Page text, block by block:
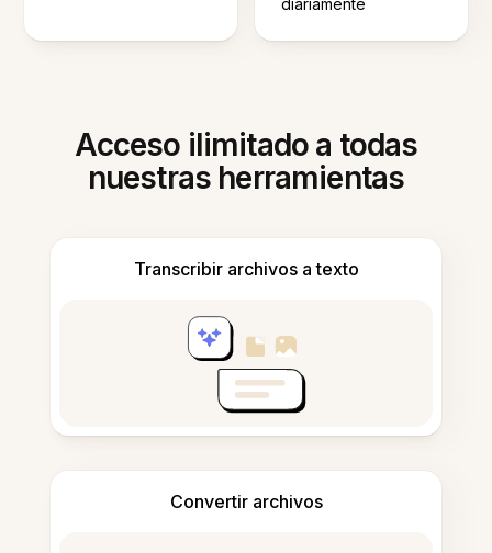
diariamente
Acceso ilimitado a todas
nuestras herramientas
Transcribir archivos a texto
Convertir archivos